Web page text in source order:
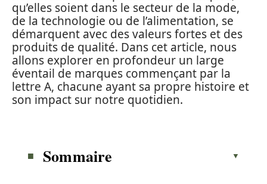
qu’elles soient dans le secteur de la mode,
de la technologie ou de l’alimentation, se
démarquent avec des valeurs fortes et des
produits de qualité. Dans cet article, nous
allons explorer en profondeur un large
éventail de marques commençant par la
lettre A, chacune ayant sa propre histoire et
son impact sur notre quotidien.
Sommaire